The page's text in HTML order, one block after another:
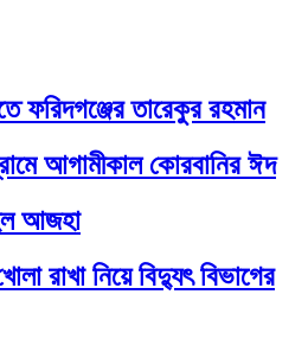
ফরিদগঞ্জের তারেকুর রহমান
আগামীকাল কোরবানির ঈদ
আজহা
রাখা নিয়ে বিদ্যুৎ বিভাগের